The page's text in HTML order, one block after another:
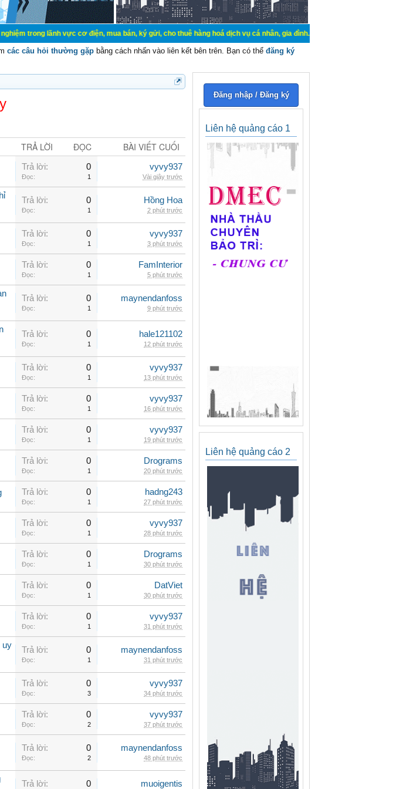
vực cơ điện, mua bán, ký gửi, cho thuê hàng hoá dịch vụ cá nhân, gia đình. Mua bán, ký gửi, cho thuê thiết bị hệ
các câu hỏi thường gặp bằng cách nhấn vào liên kết bên trên. Bạn có thể đăng ký
TRẢ LỜI ĐỌC BÀI VIẾT CUỐI
Trả lời: 0
Đọc: 1
vyvy937
Vài giây trước
Trả lời: 0
Đọc: 1
Hồng Hoa
2 phút trước
Trả lời: 0
Đọc: 1
vyvy937
3 phút trước
Trả lời: 0
Đọc: 1
FamInterior
5 phút trước
Trả lời: 0
Đọc: 1
maynendanfoss
9 phút trước
Trả lời: 0
Đọc: 1
hale121102
12 phút trước
Trả lời: 0
Đọc: 1
vyvy937
13 phút trước
Trả lời: 0
Đọc: 1
vyvy937
16 phút trước
Trả lời: 0
Đọc: 1
vyvy937
19 phút trước
Trả lời: 0
Đọc: 1
Drograms
20 phút trước
Trả lời: 0
Đọc: 1
hadng243
27 phút trước
Trả lời: 0
Đọc: 1
vyvy937
28 phút trước
Trả lời: 0
Đọc: 1
Drograms
30 phút trước
Trả lời: 0
Đọc: 1
DatViet
30 phút trước
Trả lời: 0
Đọc: 1
vyvy937
31 phút trước
uy
Trả lời: 0
Đọc: 1
maynendanfoss
31 phút trước
Trả lời: 0
Đọc: 3
vyvy937
34 phút trước
Trả lời: 0
Đọc: 2
vyvy937
37 phút trước
Trả lời: 0
Đọc: 2
maynendanfoss
48 phút trước
Trả lời: 0 muoigentis
Đăng nhập / Đăng ký
Liên hệ quảng cáo 1
Liên hệ quảng cáo 2